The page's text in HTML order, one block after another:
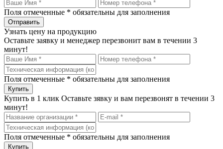
Поля отмеченные * обязательны для заполнения
Узнать цену на продукцию
Оставьте заявку и менеджер перезвонит вам в течении 3
минут!
Поля отмеченные * обязательны для заполнения
Купить в 1 клик Оставьте зявку и вам перезвонят в течении 3
минут!
Поля отмеченные * обязательны для заполнения